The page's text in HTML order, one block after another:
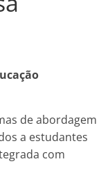
de abordagem
a estudantes
com